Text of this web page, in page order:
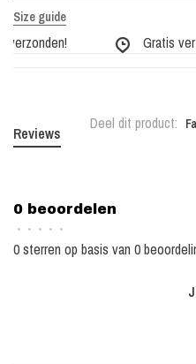
Size guide
Gratis
Deel dit product:
Reviews
0 beoordelen
• • • • •
0 sterren op basis van 0